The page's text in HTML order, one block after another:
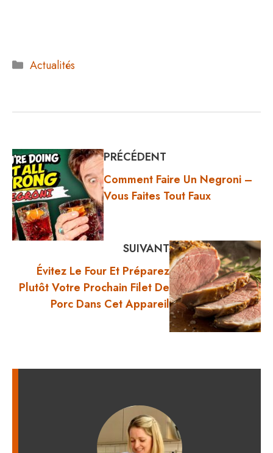
Catégories
Actualités
PRÉCÉDENT
Comment Faire Un Negroni –
Vous Faites Tout Faux
SUIVANT
Évitez Le Four Et Préparez
Plutôt Votre Prochain Filet De
Porc Dans Cet Appareil